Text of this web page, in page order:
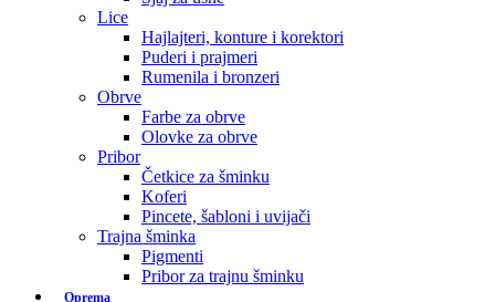
Lice
Hajlajteri, konture i korektori
Puderi i prajmeri
Rumenila i bronzeri
Obrve
Farbe za obrve
Olovke za obrve
Pribor
Četkice za šminku
Koferi
Pincete, šabloni i uvijači
Trajna šminka
Pigmenti
Pribor za trajnu šminku
Oprema